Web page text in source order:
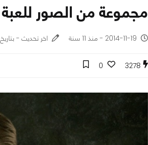
مجموعة من الصور للعبة Resident Evil Remake HD
2014-11-19 - منذ 11 سنة اخر تحديث - بتاريخ 2021-07-28
3278
0